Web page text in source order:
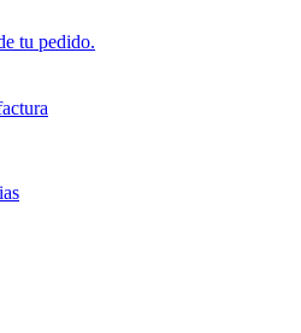
tu pedido.